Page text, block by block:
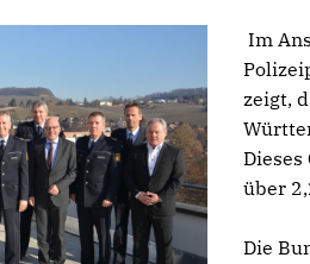
Im
zeigt,
über
Die